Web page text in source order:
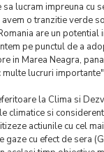
sa lucram impreuna cu
o tranzitie verde
are un potential
pe punctul de a
in Marea Neagra,
lucruri
la Clima si
climatice si
actiunile cu cel
gaze cu efect de sera